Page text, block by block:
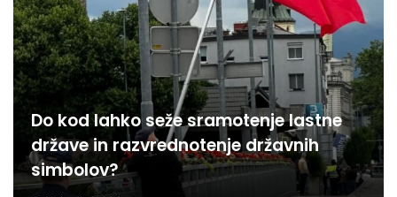
Do kod lahko seže sramotenje lastne
države in razvrednotenje državnih
simbolov?